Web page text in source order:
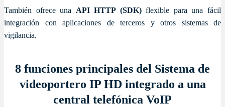
También ofrece una API HTTP (SDK)flexible para una fácil
integración con aplicaciones de terceros y otros sistemas de
vigilancia.
8 funciones principales del Sistema de
videoportero IP HD integrado a una
central telefónica VoIP